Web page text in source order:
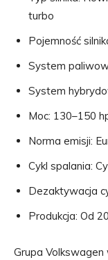
turbo
Pojemność
System
System
Moc: 130–150
Norma emisji:
Cykl spalania:
Dezaktywacja
Produkcja: Od
Grupa